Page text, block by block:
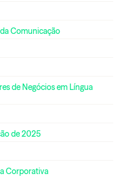
Comunicação
de Negócios em Língua
de 2025
Corporativa